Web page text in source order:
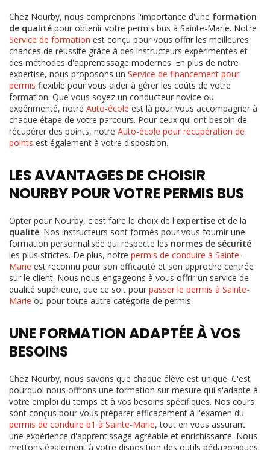
Chez Nourby, nous comprenons l'importance d'une formation
de qualité pour obtenir votre permis bus à Sainte-Marie. Notre
Service de formation est conçu pour vous offrir les meilleures
chances de réussite grâce à des instructeurs expérimentés et
des méthodes d'apprentissage modernes. En plus de notre
expertise, nous proposons un Service de financement pour
permis flexible pour vous aider à gérer les coûts de votre
formation. Que vous soyez un conducteur novice ou
expérimenté, notre Auto-école est là pour vous accompagner à
chaque étape de votre parcours. Pour ceux qui ont besoin de
récupérer des points, notre Auto-école pour récupération de
points est également à votre disposition.
LES AVANTAGES DE CHOISIR
NOURBY POUR VOTRE PERMIS BUS
Opter pour Nourby, c'est faire le choix de l'expertise et de la
qualité. Nos instructeurs sont formés pour vous fournir une
formation personnalisée qui respecte les normes de sécurité
les plus strictes. De plus, notre permis de conduire à Sainte-
Marie est reconnu pour son efficacité et son approche centrée
sur le client. Nous nous engageons à vous offrir un service de
qualité supérieure, que ce soit pour passer le permis à Sainte-
Marie ou pour toute autre catégorie de permis.
UNE FORMATION ADAPTÉE À VOS
BESOINS
Chez Nourby, nous savons que chaque élève est unique. C'est
pourquoi nous offrons une formation sur mesure qui s'adapte à
votre emploi du temps et à vos besoins spécifiques. Nos cours
sont conçus pour vous préparer efficacement à l'examen du
permis de conduire b1 à Sainte-Marie, tout en vous assurant
une expérience d'apprentissage agréable et enrichissante. Nous
mettons également à votre disposition des outils pédagogiques